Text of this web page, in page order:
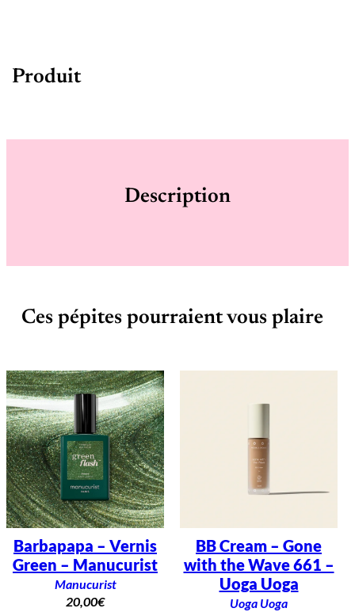
Produit
Description
Ces pépites pourraient vous plaire
Barbapapa – Vernis
Green – Manucurist
Manucurist
20,00€
BB Cream – Gone
with the Wave 661 –
Uoga Uoga
Uoga Uoga